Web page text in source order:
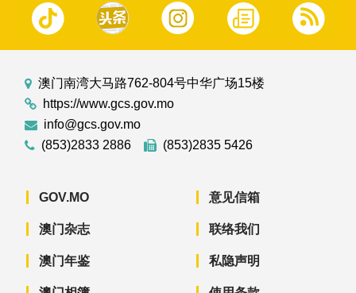
澳门南湾大马路762-804号中华广场15楼
https://www.gcs.gov.mo
info@gcs.gov.mo
(853)2833 2886
(853)2835 5426
GOV.MO
澳门杂志
澳门年鉴
意见信箱
联络我们
私隐声明